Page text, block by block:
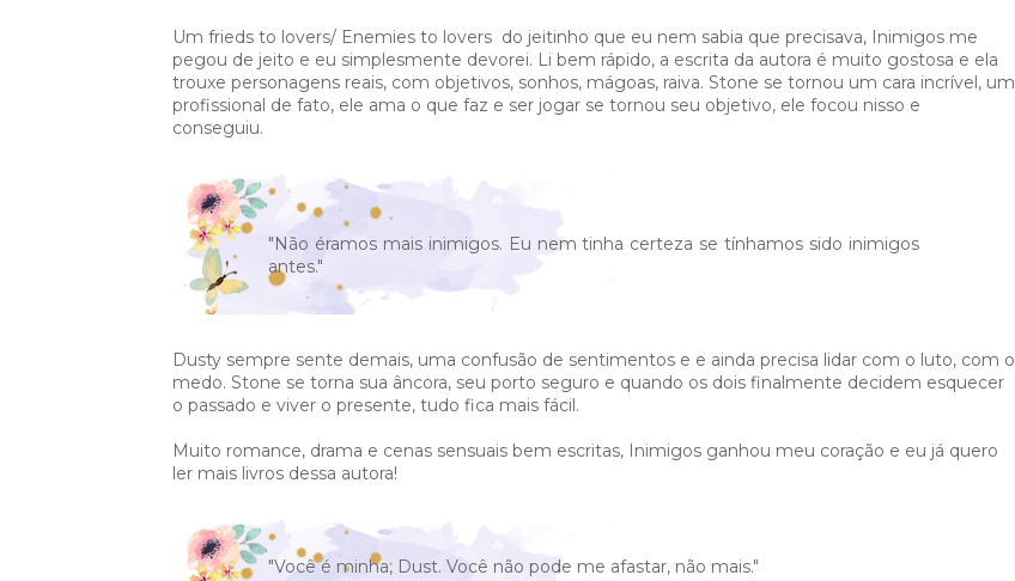
Um frieds to lovers/ Enemies to lovers do jeitinho que eu nem sabia que precisava, Inimigos me
pegou de jeito e eu simplesmente devorei. Li bem rápido, a escrita da autora é muito gostosa e ela
trouxe personagens reais, com objetivos, sonhos, mágoas, raiva. Stone se tornou um cara incrível, um
profissional de fato, ele ama o que faz e ser jogar se tornou seu objetivo, ele focou nisso e
conseguiu.
"Não éramos mais inimigos. Eu nem tinha certeza se tínhamos sido inimigos
antes."
Dusty sempre sente demais, uma confusão de sentimentos e e ainda precisa lidar com o luto, com o
medo. Stone se torna sua âncora, seu porto seguro e quando os dois finalmente decidem esquecer
o passado e viver o presente, tudo fica mais fácil.
Muito romance, drama e cenas sensuais bem escritas, Inimigos ganhou meu coração e eu já quero
ler mais livros dessa autora!
"Você é minha, Dust. Você não pode me afastar, não mais."